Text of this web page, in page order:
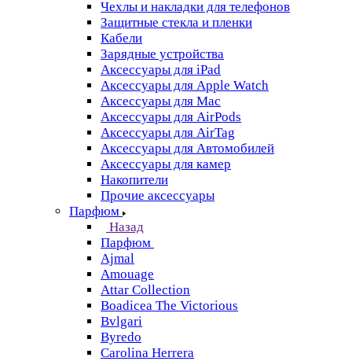
Чехлы и накладки для телефонов
Защитные стекла и пленки
Кабели
Зарядные устройства
Аксессуары для iPad
Аксессуары для Apple Watch
Аксессуары для Mac
Аксессуары для AirPods
Аксессуары для AirTag
Аксессуары для Автомобилей
Аксессуары для камер
Накопители
Прочие аксессуары
Парфюм
Назад
Парфюм
Ajmal
Amouage
Attar Collection
Boadicea The Victorious
Bvlgari
Byredo
Carolina Herrera